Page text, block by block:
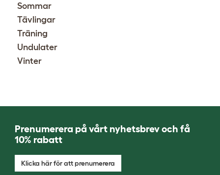
Sommar
Tävlingar
Träning
Undulater
Vinter
Prenumerera på vårt nyhetsbrev och få
10% rabatt
Klicka här för att prenumerera